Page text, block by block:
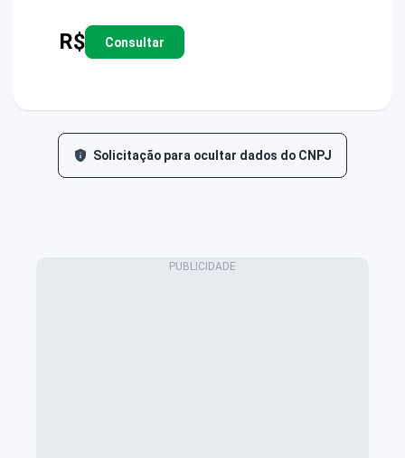
R$ Consultar
Solicitação para ocultar dados do CNPJ